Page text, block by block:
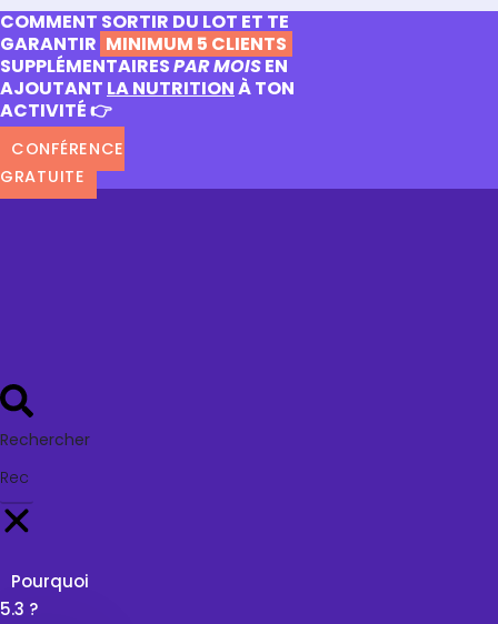
COMMENT SORTIR DU LOT ET TE
GARANTIR MINIMUM 5 CLIENTS
SUPPLÉMENTAIRESPAR MOISEN
AJOUTANT LA NUTRITIONÀ TON
ACTIVITÉ 👉
CONFÉRENCE
GRATUITE
Rechercher
Pourquoi
5.3 ?